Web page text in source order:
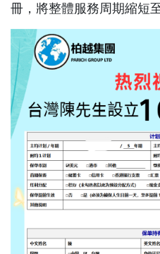
冊，將整體服務周期縮短